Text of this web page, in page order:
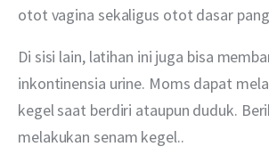
otot vagina sekaligus otot dasar
Di sisi lain, latihan ini juga bisa
inkontinensia urine. Moms dapat
kegel saat berdiri ataupun duduk.
melakukan senam kegel..